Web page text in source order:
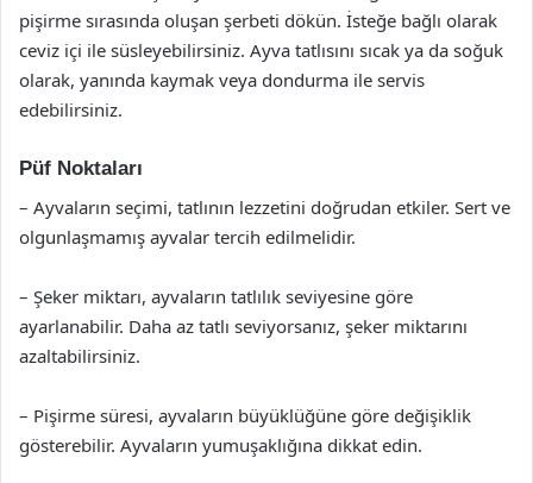
pişirme sırasında oluşan şerbeti dökün. İsteğe bağlı olarak
ceviz içi ile süsleyebilirsiniz. Ayva tatlısını sıcak ya da soğuk
olarak, yanında kaymak veya dondurma ile servis
edebilirsiniz.
Püf Noktaları
– Ayvaların seçimi, tatlının lezzetini doğrudan etkiler. Sert ve
olgunlaşmamış ayvalar tercih edilmelidir.
– Şeker miktarı, ayvaların tatlılık seviyesine göre
ayarlanabilir. Daha az tatlı seviyorsanız, şeker miktarını
azaltabilirsiniz.
– Pişirme süresi, ayvaların büyüklüğüne göre değişiklik
gösterebilir. Ayvaların yumuşaklığına dikkat edin.